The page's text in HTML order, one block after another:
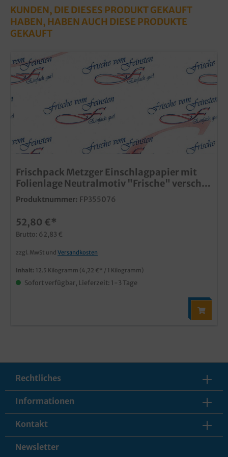
KUNDEN, DIE DIESES PRODUKT GEKAUFT
HABEN, HABEN AUCH DIESE PRODUKTE
GEKAUFT
Frischpack Metzger Einschlagpapier mit
Folienlage Neutralmotiv "Frische" versch.
Größen 12,5kg
Produktnummer: FP355076
52,80 €*
Brutto: 62,83 €
zzgl. MwSt und Versandkosten
Inhalt: 12.5 Kilogramm (4,22 €* / 1 Kilogramm)
Sofort verfügbar, Lieferzeit: 1-3 Tage
Rechtliches
Informationen
Kontakt
Newsletter